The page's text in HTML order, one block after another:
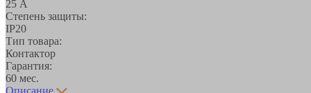
25 А
Степень защиты:
IP20
Тип товара:
Контактор
Гарантия:
60 мес.
Описание